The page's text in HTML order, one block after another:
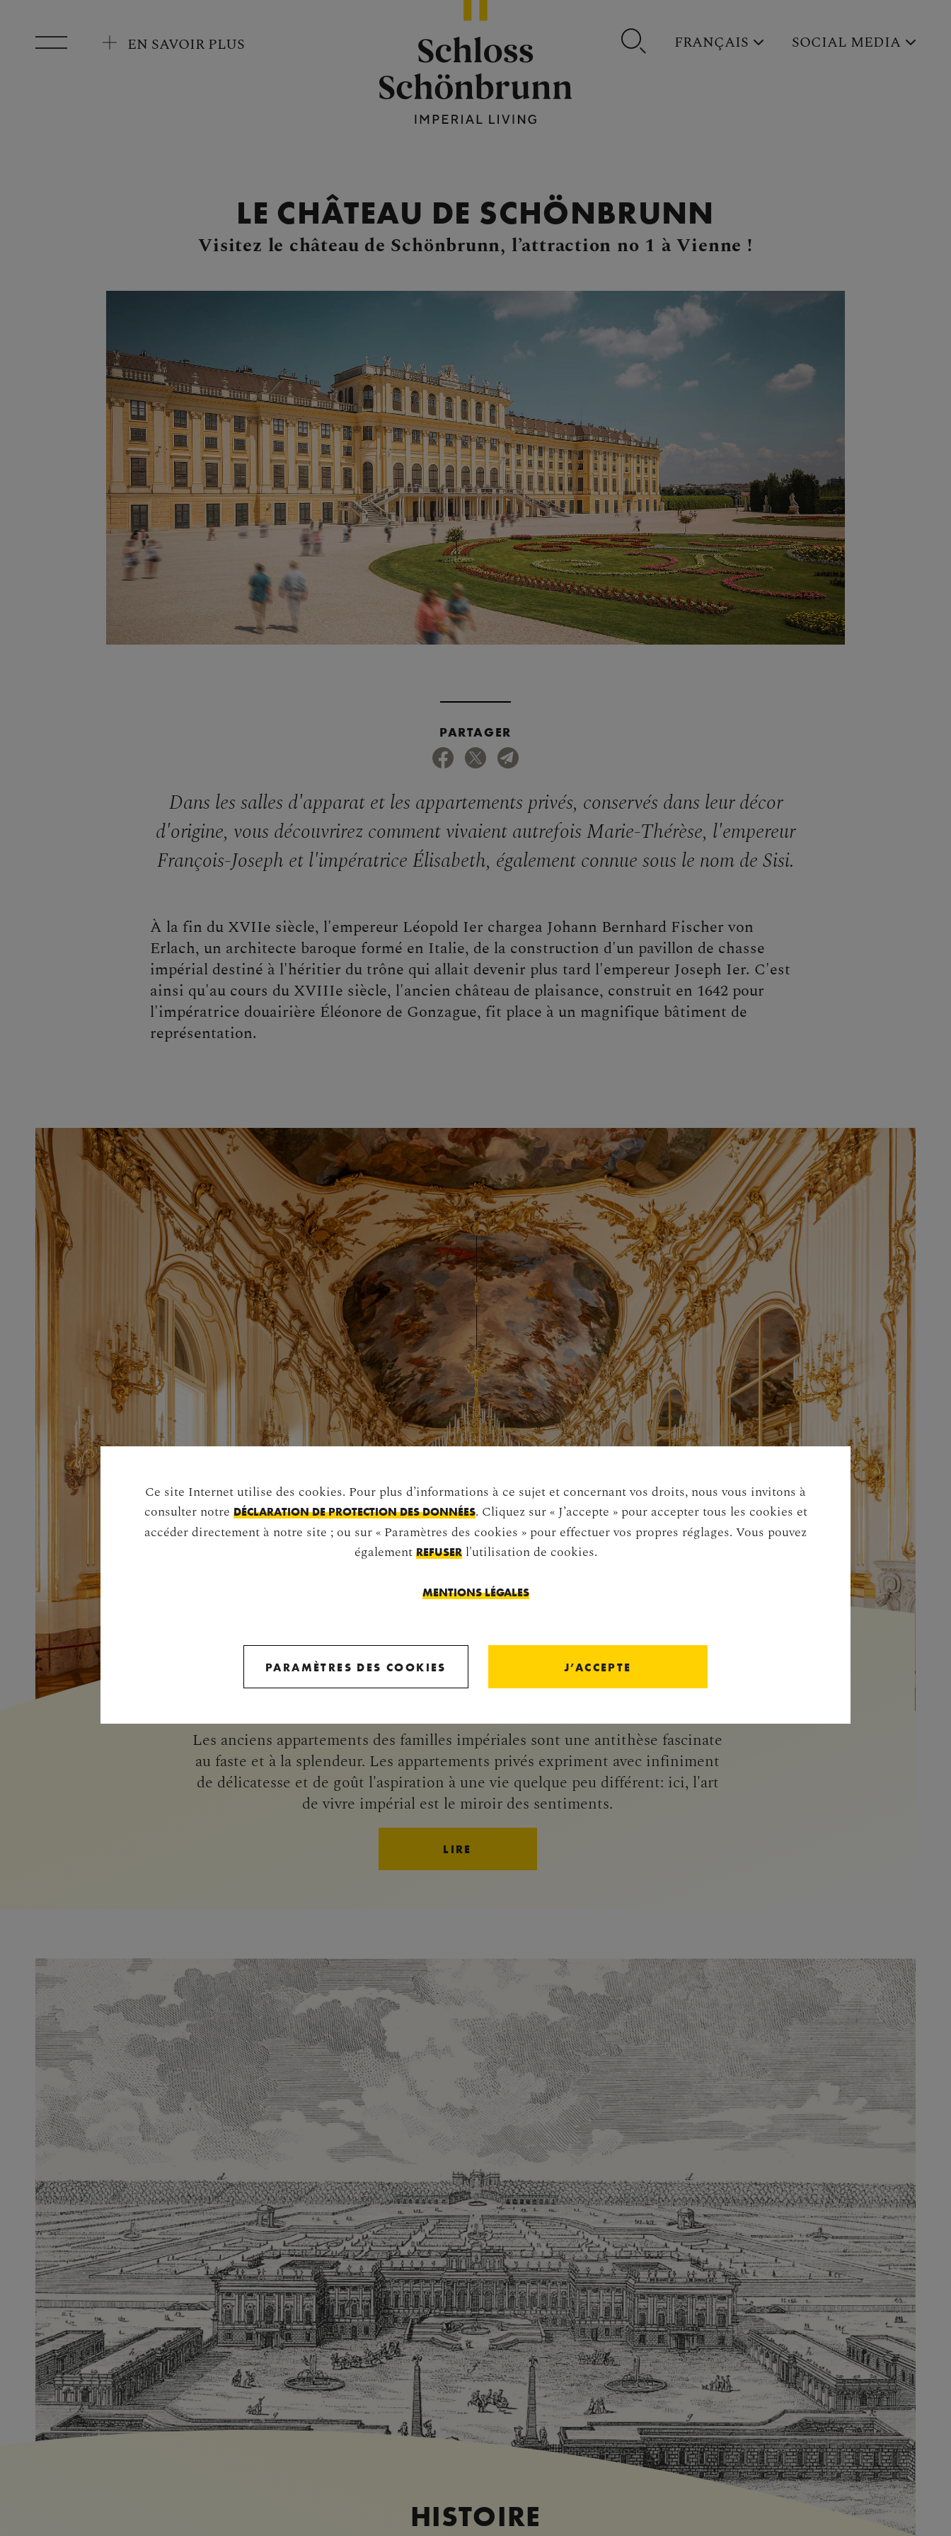
EN SAVOIR PLUS FRANÇAIS SOCIAL MEDIA
LE CHÂTEAU DE SCHÖNBRUNN
Visitez le château de Schönbrunn, l’attraction no 1 à Vienne !
PARTAGER
Dans les salles d'apparat et les appartements privés, conservés dans leur décor
d'origine, vous découvrirez comment vivaient autrefois Marie-Thérèse, l'empereur
François-Joseph et l'impératrice Élisabeth, également connue sous le nom de Sisi.
À la fin du XVIIe siècle, l'empereur Léopold Ier chargea Johann Bernhard Fischer von
Erlach, un architecte baroque formé en Italie, de la construction d'un pavillon de chasse
impérial destiné à l'héritier du trône qui allait devenir plus tard l'empereur Joseph Ier. C'est
ainsi qu'au cours du XVIIIe siècle, l'ancien château de plaisance, construit en 1642 pour
l'impératrice douairière Éléonore de Gonzague, fit place à un magnifique bâtiment de
représentation.
VISITE
Les anciens appartements des familles impériales sont une antithèse fascinate
au faste et à la splendeur. Les appartements privés expriment avec infiniment
de délicatesse et de goût l'aspiration à une vie quelque peu différent: ici, l'art
de vivre impérial est le miroir des sentiments.
LIRE
HISTOIRE
Ce site Internet utilise des cookies. Pour plus d’informations à ce sujet et concernant vos droits, nous vous invitons à
consulter notre DÉCLARATION DE PROTECTION DES DONNÉES. Cliquez sur « J’accepte » pour accepter tous les cookies et
accéder directement à notre site ; ou sur « Paramètres des cookies » pour effectuer vos propres réglages. Vous pouvez
également REFUSERl'utilisation de cookies.
MENTIONS LÉGALES
PARAMÈTRES DES COOKIES J’ACCEPTE